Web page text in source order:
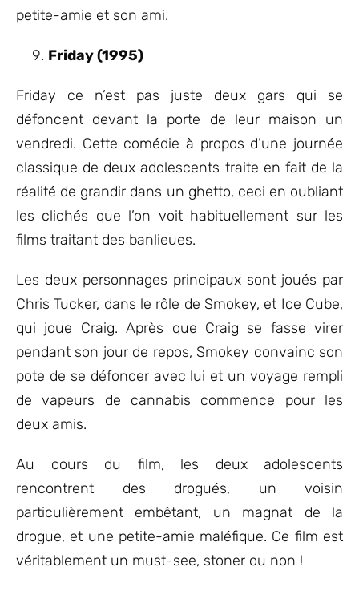
petite-amie et son ami.
Friday (1995)
Friday ce n’est pas juste deux gars qui se
défoncent devant la porte de leur maison un
vendredi. Cette comédie à propos d’une journée
classique de deux adolescents traite en fait de la
réalité de grandir dans un ghetto, ceci en oubliant
les clichés que l’on voit habituellement sur les
films traitant des banlieues.
Les deux personnages principaux sont joués par
Chris Tucker, dans le rôle de Smokey, et Ice Cube,
qui joue Craig. Après que Craig se fasse virer
pendant son jour de repos, Smokey convainc son
pote de se défoncer avec lui et un voyage rempli
de vapeurs de cannabis commence pour les
deux amis.
Au cours du film, les deux adolescents
rencontrent des drogués, un voisin
particulièrement embêtant, un magnat de la
drogue, et une petite-amie maléfique. Ce film est
véritablement un must-see, stoner ou non !